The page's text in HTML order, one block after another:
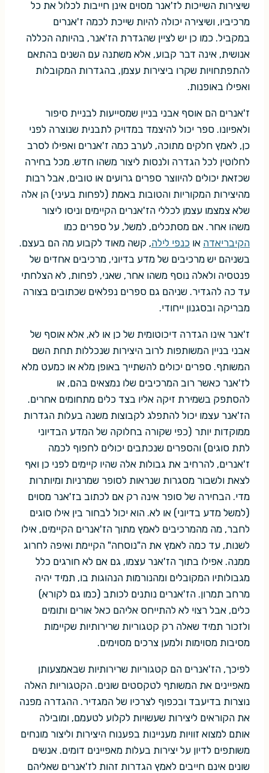
שיצירות השייכות לז'אנר מסוים אינן חייבות לכלול את כל
מרכיביו, ושיצירה יכולה להיות שייכת לכמה ז'אנרים
במקביל. כמו כן יש לציין שהגדרת הז'אנר, בהיותה הכללה
אנושית, אינה דבר קבוע, אלא משתנה עם השנים בהתאם
להתפתחויות שקרו ביצירות עצמן, בהגדרות המקובלות
ואפילו באופנות.
ז'אנרים הם אוסף אבני בניין שמסייעות לבניית סיפור
ולאפיונו. ספר יכול להיצמד במדויק לתבנית שנוצרה לפני
כן, לאמץ חלקים מתוכה, לערב כמה ז'אנרים ואפילו לסרב
לחלוטין לכל הגדרה ולנסות ליצור משהו חדש. מכל בחירה
שכזאת יכולים להיווצר ספרים גרועים או טובים, אבל רבות
מהיצירות המקוריות והטובות באמת (לפחות בעיני) הן אלה
שלא צמצמו עצמן לכללי הז'אנרים הקיימים וניסו ליצור
משהו אחר. אם מסתכלים, למשל, על ספרים כמו
הקיבריאדה או כנפי לילה, קשה מאוד לקבוע מה הם בעצם.
בשניהם יש מרכיבים של מדע בדיוני, מרכיבים אחדים של
פנטסיה ולאלה נוסף משהו אחר, שאני, לפחות, לא הצלחתי
עד כה להגדיר. שניהם גם ספרים נפלאים שכתובים בצורה
מבריקה ובסגנון ייחודי.
ז'אנר אינו הגדרה דיכוטומית של כן או לא, אלא אוסף של
אבני בניין המשותפות לרוב היצירות שנכללות תחת השם
המשותף. ספרים יכולים להשתייך באופן מלא או כמעט מלא
לז'אנר כאשר רוב המרכיבים שלו נמצאים בהם, או
להסתפק בשמירת זיקה אליו בצד כלים מתחומים אחרים.
הז'אנר עצמו יכול להתפלג לקבוצות משנה בעלות הגדרות
ממוקדות יותר (כפי שקורה בחלוקה של המדע הבדיוני
לתת סוגים) והספרים שנכתבים יכולים לחפוף לכמה
ז'אנרים, להרחיב את גבולות אלה שהיו קיימים לפני כן ואף
לצאת ולשבור מסגרות שנראות לסופר שמרניות ומיותרות
מדי. הבחירה של סופר אינה רק אם לכתוב בז'אנר מסוים
(למשל מדע בדיוני) או לא. הוא יכול לבחור בין אילו סוגים
לחבר, מה מהמרכיבים לאמץ מתוך הז'אנרים הקיימים, אילו
לשנות, עד כמה לאמץ את ה"נוסחה" הקיימת ואיפה לחרוג
ממנה. אפילו בתוך הז'אנר עצמו, גם אם לא חורגים כלל
מגבולותיו המקובלים ומהנורמות הנהוגות בו, תמיד יהיה
מרחב תמרון. הז'אנרים נותנים לכותב (כמו גם לקורא)
כלים, אבל רצוי לא להתייחס אליהם כאל אורים ותומים
ולזכור תמיד שאלה רק קטגוריות שרירותיות שקיימות
מסיבות מסוימות ולמען צרכים מסוימים.
לפיכך, הז'אנרים הם קטגוריות שרירותיות שבאמצעותן
מאפיינים את המשותף לטקסטים שונים. הקטגוריות האלה
נוצרות בדיעבד ובכפוף לצרכיו של המגדיר. ההגדרה מפנה
את הקוראים ליצירות שעשויות לקלוע לטעמם, ומובילה
אותם למצוא זוויות מעניינות בפענוח היצירות וליצור מונחים
משותפים לדיון על יצירות בעלות מאפיינים דומים. אנשים
שונים אינם חייבים לאמץ הגדרות זהות לז'אנרים שאליהם